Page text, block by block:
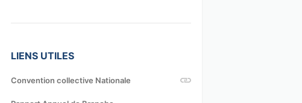
LIENS UTILES
Convention collective Nationale